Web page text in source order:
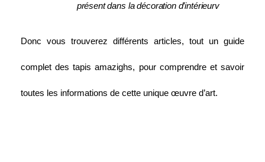
présent dans la décoration d’intérieurv
Donc vous trouverez différents articles, tout un guide
complet des tapis amazighs, pour comprendre et savoir
toutes les informations de cette unique œuvre d’art.